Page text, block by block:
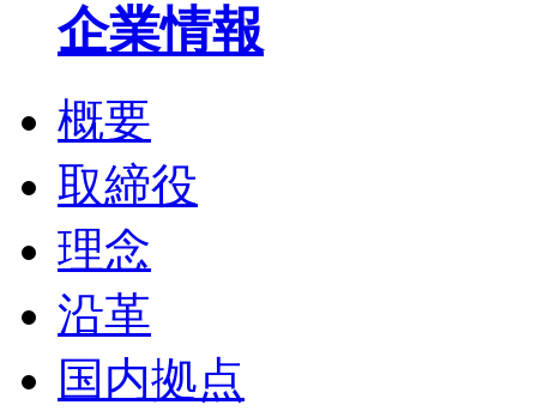
企業情報
概要
取締役
理念
沿革
国内拠点